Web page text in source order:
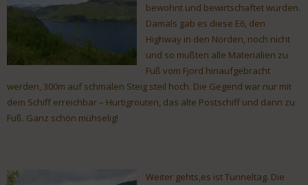
bewohnt und bewirtschaftet wurden.
Damals gab es diese E6, den
Highway in den Norden, noch nicht
und so mußten alle Materialien zu
Fuß vom Fjord hinaufgebracht
werden, 300m auf schmalen Steig steil hoch. Die Gegend war nur mit
dem Schiff erreichbar – Hurtigrouten, das alte Postschiff und dann zu
Fuß. Ganz schön mühselig!
Weiter gehts,es ist Tunneltag. Die